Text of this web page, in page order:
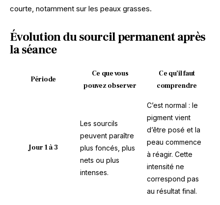
courte, notamment sur les peaux grasses.
Évolution du sourcil permanent après
la séance
Période
Ce que vous
pouvez observer
Ce qu’il faut
comprendre
Jour 1 à 3
Les sourcils
peuvent paraître
plus foncés, plus
nets ou plus
intenses.
C’est normal : le
pigment vient
d’être posé et la
peau commence
à réagir. Cette
intensité ne
correspond pas
au résultat final.